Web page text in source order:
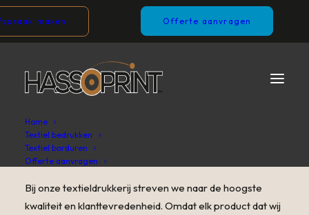
maken Offerte aanvragen
Home
Textiel bedrukken
Textiel borduren
Offerte aanvragen
Retourbeleid
Bij onze textieldrukkerij streven we naar de hoogste
kwaliteit en klanttevredenheid. Omdat elk product dat wij